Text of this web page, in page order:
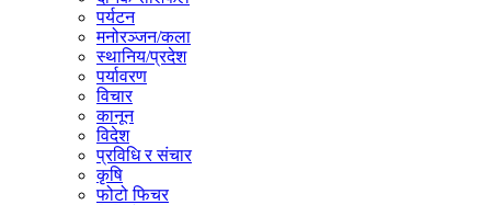
पर्यटन
मनोरञ्जन/कला
स्थानिय/प्रदेश
पर्यावरण
विचार
कानून
विदेश
प्रविधि र संचार
कृषि
फोटो फिचर